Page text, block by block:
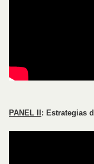
PANEL II : Estrategias